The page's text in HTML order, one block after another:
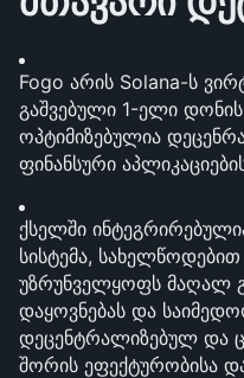
Fogo არის Solana-ს
გაშვებული 1-ელი
ოპტიმიზებულია
ფინანსური
ქსელში
სისტემა,
უზრუნველყოფს მაღალ
დაყოვნებას და
დეცენტრალიზებულ და
შორის ეფექტურობისა